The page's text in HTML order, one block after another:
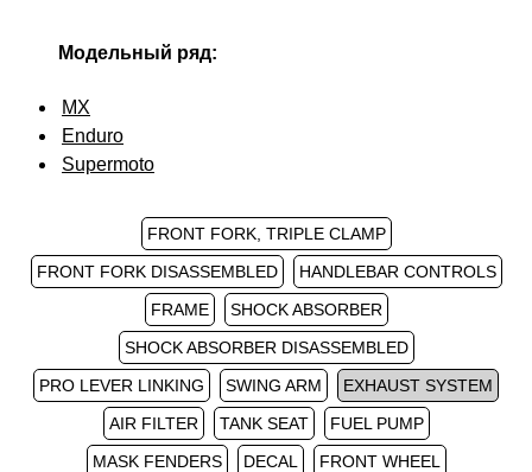
Модельный ряд:
MX
Enduro
Supermoto
FRONT FORK, TRIPLE CLAMP
FRONT FORK DISASSEMBLED
HANDLEBAR CONTROLS
FRAME
SHOCK ABSORBER
SHOCK ABSORBER DISASSEMBLED
PRO LEVER LINKING
SWING ARM
EXHAUST SYSTEM
AIR FILTER
TANK SEAT
FUEL PUMP
MASK FENDERS
DECAL
FRONT WHEEL